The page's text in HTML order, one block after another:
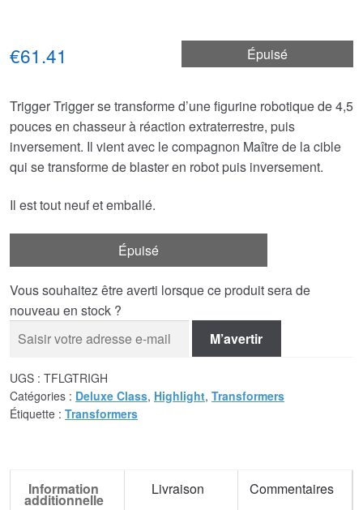
Épuisé
€61.41
Trigger Trigger se transforme d’une figurine robotique de 4,5
pouces en chasseur à réaction extraterrestre, puis
inversement. Il vient avec le compagnon Maître de la cible
qui se transforme de blaster en robot puis inversement.
Il est tout neuf et emballé.
Épuisé
Vous souhaitez être averti lorsque ce produit sera de
nouveau en stock ?
M’avertir
UGS : TFLGTRIGH
Catégories : Deluxe Class, Highlight, Transformers
Étiquette : Transformers
Information
additionnelle
Livraison Commentaires